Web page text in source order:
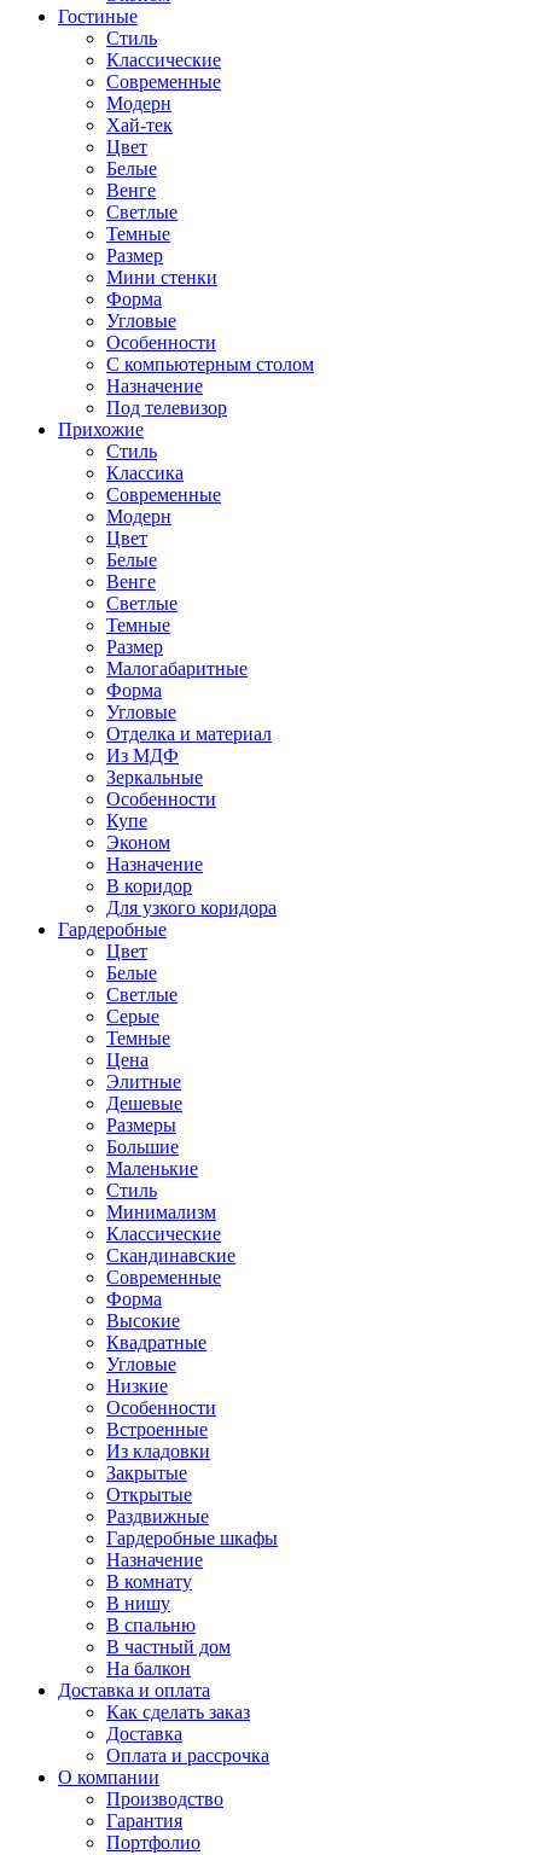
Гостиные
Стиль
Классические
Современные
Модерн
Хай-тек
Цвет
Белые
Венге
Светлые
Темные
Размер
Мини стенки
Форма
Угловые
Особенности
С компьютерным столом
Назначение
Под телевизор
Прихожие
Стиль
Классика
Современные
Модерн
Цвет
Белые
Венге
Светлые
Темные
Размер
Малогабаритные
Форма
Угловые
Отделка и материал
Из МДФ
Зеркальные
Особенности
Купе
Эконом
Назначение
В коридор
Для узкого коридора
Гардеробные
Цвет
Белые
Светлые
Серые
Темные
Цена
Элитные
Дешевые
Размеры
Большие
Маленькие
Стиль
Минимализм
Классические
Скандинавские
Современные
Форма
Высокие
Квадратные
Угловые
Низкие
Особенности
Встроенные
Из кладовки
Закрытые
Открытые
Раздвижные
Гардеробные шкафы
Назначение
В комнату
В нишу
В спальню
В частный дом
На балкон
Доставка и оплата
Как сделать заказ
Доставка
Оплата и рассрочка
О компании
Производство
Гарантия
Портфолио